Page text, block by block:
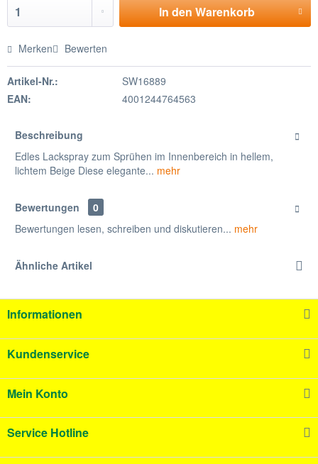
In denWarenkorb
Merken Bewerten
Artikel-Nr.:
SW16889
EAN:
4001244764563
Beschreibung
Edles Lackspray zum Sprühen im Innenbereich in hellem,
lichtem Beige Diese elegante... mehr
Bewertungen
0
Bewertungen lesen, schreiben und diskutieren... mehr
Ähnliche Artikel
Informationen
Kundenservice
Mein Konto
Service Hotline